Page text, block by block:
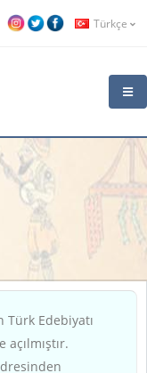
Türkçe
Türk Edebiyatı
açılmıştır.